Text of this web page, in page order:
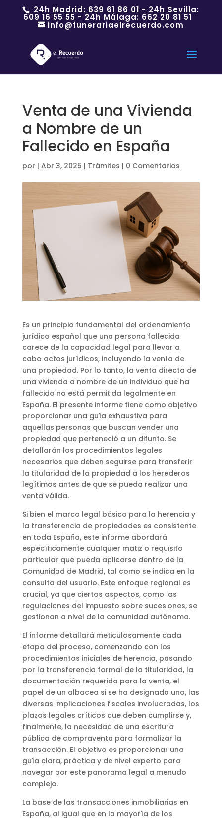
24h Madrid: 639 61 86 01 - 24h Sevilla:
609 16 55 55 - 24h Málaga: 662 20 81 51
info@funerariaelrecuerdo.com
Venta de una Vivienda
a Nombre de un
Fallecido en España
por | Abr 3, 2025 | Trámites | 0 Comentarios
Es un principio fundamental del ordenamiento
jurídico español que una persona fallecida
carece de la capacidad legal para llevar a
cabo actos jurídicos, incluyendo la venta de
una propiedad. Por lo tanto, la venta directa de
una vivienda a nombre de un individuo que ha
fallecido no está permitida legalmente en
España. El presente informe tiene como objetivo
proporcionar una guía exhaustiva para
aquellas personas que buscan vender una
propiedad que perteneció a un difunto. Se
detallarán los procedimientos legales
necesarios que deben seguirse para transferir
la titularidad de la propiedad a los herederos
legítimos antes de que se pueda realizar una
venta válida.
Si bien el marco legal básico para la herencia y
la transferencia de propiedades es consistente
en toda España, este informe abordará
específicamente cualquier matiz o requisito
particular que pueda aplicarse dentro de la
Comunidad de Madrid, tal como se indica en la
consulta del usuario. Este enfoque regional es
crucial, ya que ciertos aspectos, como las
regulaciones del impuesto sobre sucesiones, se
gestionan a nivel de la comunidad autónoma.
El informe detallará meticulosamente cada
etapa del proceso, comenzando con los
procedimientos iniciales de herencia, pasando
por la transferencia formal de la titularidad, la
documentación requerida para la venta, el
papel de un albacea si se ha designado uno, las
diversas implicaciones fiscales involucradas, los
plazos legales críticos que deben cumplirse y,
finalmente, la necesidad de una escritura
pública de compraventa para formalizar la
transacción. El objetivo es proporcionar una
guía clara, práctica y de nivel experto para
navegar por este panorama legal a menudo
complejo.
La base de las transacciones inmobiliarias en
España, al igual que en la mayoría de los